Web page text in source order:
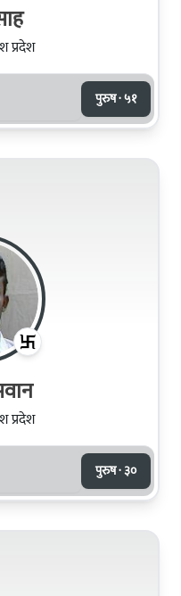
प्रदेश
पुरुष · ५१
प्रदेश
पुरुष · ३०